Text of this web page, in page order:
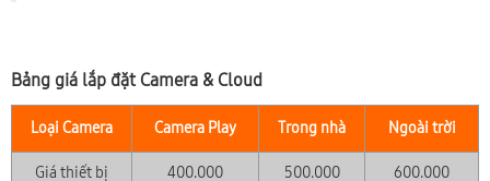
Bảng giá lắp đặt Camera & Cloud
Loại Camera Camera Play Trong nhà Ngoài trời
Giá thiết bị 400.000 500.000 600.000